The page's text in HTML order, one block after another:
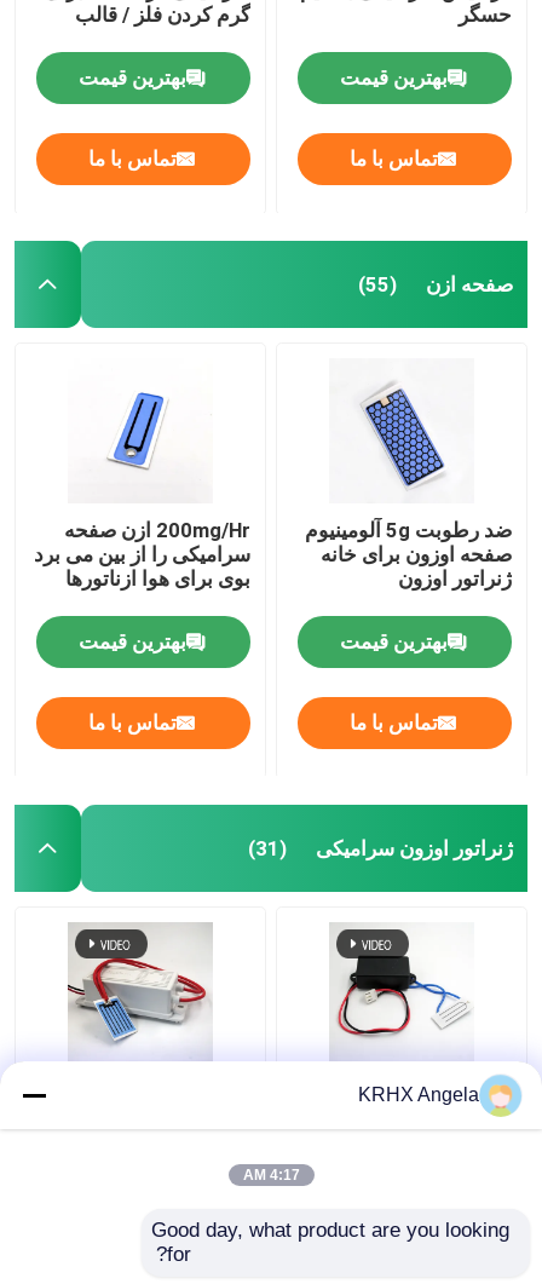
حسگر
بهترین قیمت
تماس با ما
گرم کردن فلز / قالب
بهترین قیمت
تماس با ما
صفحه ازن (55)
ضد رطوبت 5g آلومینیوم
صفحه اوزون برای خانه
ژنراتور اوزون
بهترین قیمت
تماس با ما
200mg/Hr ازن صفحه
سرامیکی را از بین می برد
بوی برای هوا ازناتورها
بهترین قیمت
تماس با ما
ژنراتور اوزون سرامیکی (31)
ژنراتور اوزون سراسری
قابل حمل 500mg 12V
KRHX Angela
4:17 AM
Good day, what product are you looking
for?